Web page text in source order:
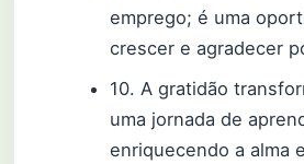
emprego; é uma
crescer e agradecer
10. A gratidão
uma jornada de
enriquecendo a alma